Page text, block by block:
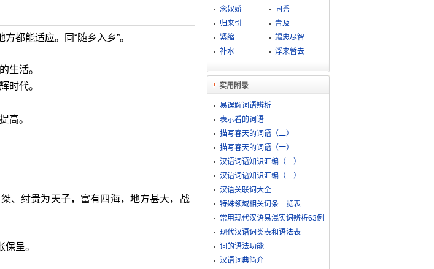
都能适应。同“随乡入乡”。
生活。
时代。
高。
、纣贵为天子，富有四海，地方甚大，战
呈。
念奴娇
同秀
归来引
青及
紧缩
竭忠尽智
补水
浮来暂去
实用附录
易误解词语辨析
表示看的词语
描写春天的词语（二）
描写春天的词语（一）
汉语词语知识汇编（二）
汉语词语知识汇编（一）
汉语关联词大全
特殊领域相关词条一览表
常用现代汉语易混实词辨析63例
现代汉语词类表和语法表
词的语法功能
汉语词典简介